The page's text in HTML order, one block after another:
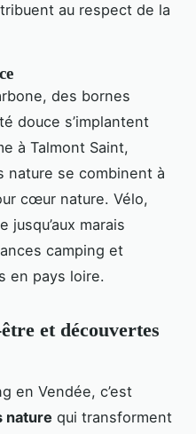
au respect de la
des bornes
douce s’implantent
à Talmont Saint,
nature se combinent à
cœur nature. Vélo,
jusqu’aux marais
camping et
en pays loire.
et découvertes
en Vendée, c’est
nature qui transforment